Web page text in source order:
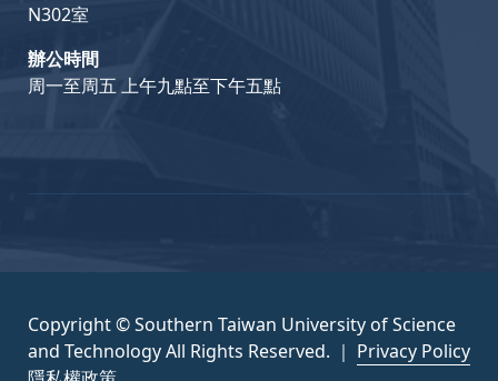
N302室
辦公時間
周一至周五 上午九點至下午五點
Copyright © Southern Taiwan University of Science
and Technology All Rights Reserved. ｜ Privacy Policy